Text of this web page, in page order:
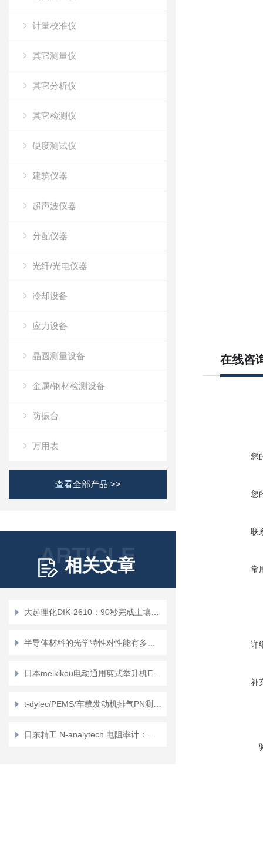
计量校准仪
其它测量仪
其它分析仪
其它检测仪
硬度测试仪
建筑仪器
超声波仪器
分配仪器
光纤/光电仪器
冷却设备
应力设备
晶圆测量设备
金属/钢材检测设备
防振台
万用表
查看全部产品 >>
ARTICLE
相关文章
在线咨
您
您
联
常
详
补